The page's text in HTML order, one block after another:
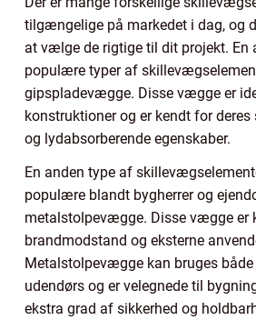
tilgængelige på markedet i dag, og
at vælge de rigtige til dit projekt. En
populære typer af
gipspladevægge. Disse vægge er
konstruktioner og er kendt for deres
og lydabsorberende egenskaber.
En anden type af
populære blandt bygherrer og
metalstolpevægge. Disse vægge er
brandmodstand og eksterne
Metalstolpevægge kan bruges
udendørs og er velegnede til
ekstra grad af sikkerhed og